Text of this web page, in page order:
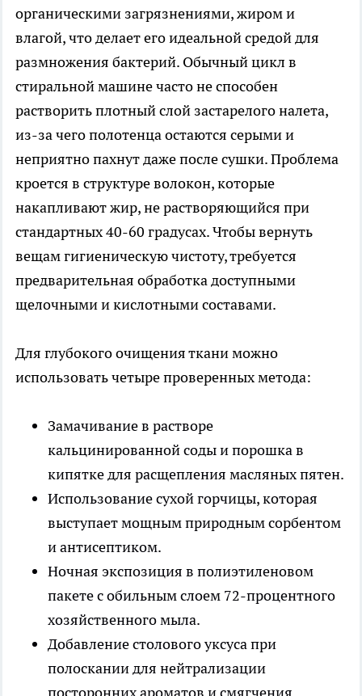
органическими загрязнениями, жиром и
влагой, что делает его идеальной средой для
размножения бактерий. Обычный цикл в
стиральной машине часто не способен
растворить плотный слой застарелого налета,
из-за чего полотенца остаются серыми и
неприятно пахнут даже после сушки. Проблема
кроется в структуре волокон, которые
накапливают жир, не растворяющийся при
стандартных 40-60 градусах. Чтобы вернуть
вещам гигиеническую чистоту, требуется
предварительная обработка доступными
щелочными и кислотными составами.
Для глубокого очищения ткани можно
использовать четыре проверенных метода:
Замачивание в растворе
кальцинированной соды и порошка в
кипятке для расщепления масляных пятен.
Использование сухой горчицы, которая
выступает мощным природным сорбентом
и антисептиком.
Ночная экспозиция в полиэтиленовом
пакете с обильным слоем 72-процентного
хозяйственного мыла.
Добавление столового уксуса при
полоскании для нейтрализации